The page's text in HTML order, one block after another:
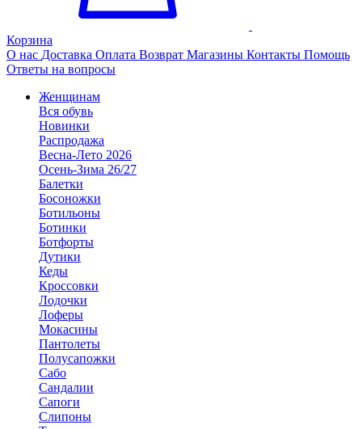
Корзина
О нас Доставка Оплата Возврат Магазины Контакты Помощь
Ответы на вопросы
Женщинам
Вся обувь
Новинки
Распродажа
Весна-Лето 2026
Осень-Зима 26/27
Балетки
Босоножки
Ботильоны
Ботинки
Ботфорты
Дутики
Кеды
Кроссовки
Лодочки
Лоферы
Мокасины
Пантолеты
Полусапожки
Сабо
Сандалии
Сапоги
Слипоны